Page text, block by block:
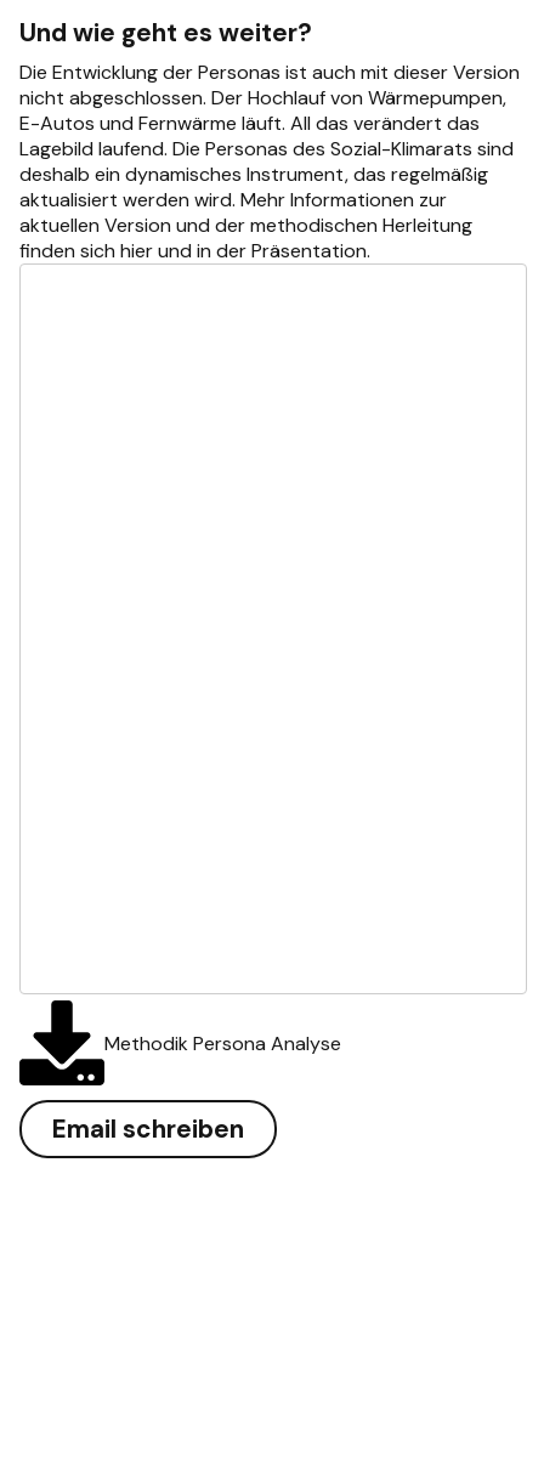
Und wie geht es weiter?
Die Entwicklung der Personas ist auch mit dieser Version
nicht abgeschlossen. Der Hochlauf von Wärmepumpen,
E-Autos und Fernwärme läuft. All das verändert das
Lagebild laufend. Die Personas des Sozial-Klimarats sind
deshalb ein dynamisches Instrument, das regelmäßig
aktualisiert werden wird. Mehr Informationen zur
aktuellen Version und der methodischen Herleitung
finden sich hier und in der Präsentation.
Methodik Persona Analyse
Email schreiben